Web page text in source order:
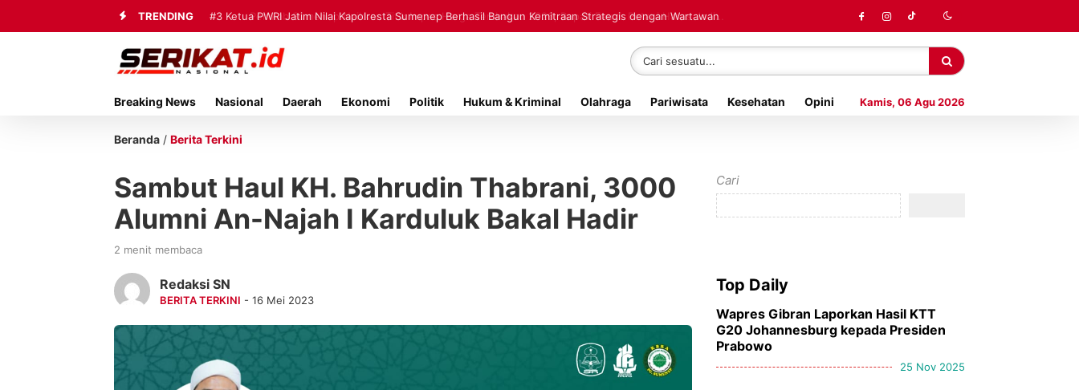
TRENDING #3 Ketua PWRI Jatim Nilai Kapolresta Sumenep Berhasil Bangun Kemitraan Strategis dengan Wartawan
Breaking News Nasional Daerah Ekonomi Politik Hukum & Kriminal Olahraga Pariwisata Kesehatan Opini Kamis, 06 Agu 2026
Beranda / Berita Terkini
Sambut Haul KH. Bahrudin Thabrani, 3000
Alumni An-Najah I Karduluk Bakal Hadir
2 menit membaca
Redaksi SN
BERITA TERKINI - 16 Mei 2023
Cari
Top Daily
Wapres Gibran Laporkan Hasil KTT
G20 Johannesburg kepada Presiden
Prabowo
25 Nov 2025